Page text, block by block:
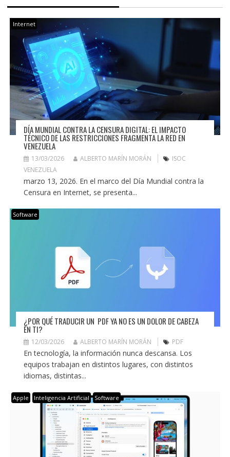
Internet
DÍA MUNDIAL CONTRA LA CENSURA DIGITAL: EL IMPACTO
TÉCNICO DE LAS RESTRICCIONES FRAGMENTA LA RED EN
VENEZUELA
13/03/2026 ALBERTO MARÍN MORÁN
ISOC
VENEZUELA
marzo 13, 2026. En el marco del Día Mundial contra la
Censura en Internet, se presenta...
Software
¿POR QUÉ TRADUCIR UN PDF YA NO ES UN DOLOR DE CABEZA
EN TI?
12/03/2026 ALBERTO MARÍN MORÁN PDF
En tecnología, la información nunca descansa. Los
equipos trabajan en distintos lugares, con distintos
idiomas, distintas...
Apple Inteligencia Artificial Software